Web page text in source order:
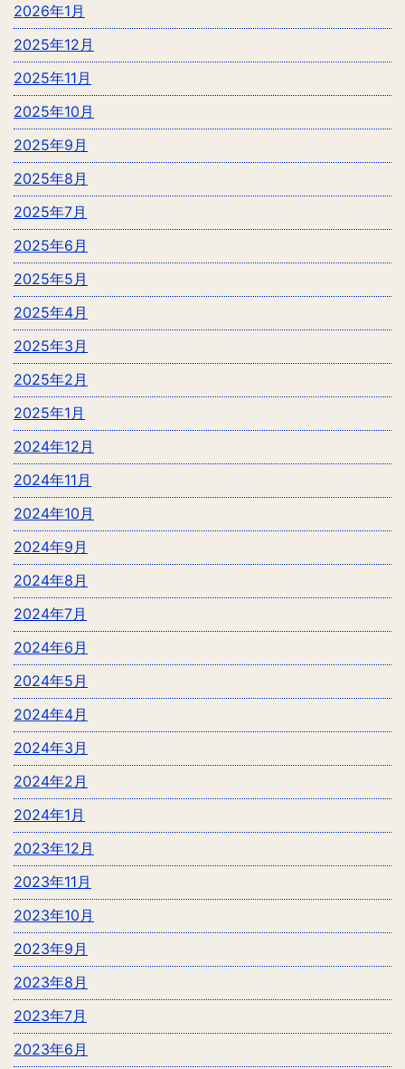
2026年1月
2025年12月
2025年11月
2025年10月
2025年9月
2025年8月
2025年7月
2025年6月
2025年5月
2025年4月
2025年3月
2025年2月
2025年1月
2024年12月
2024年11月
2024年10月
2024年9月
2024年8月
2024年7月
2024年6月
2024年5月
2024年4月
2024年3月
2024年2月
2024年1月
2023年12月
2023年11月
2023年10月
2023年9月
2023年8月
2023年7月
2023年6月